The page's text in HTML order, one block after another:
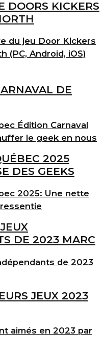
du jeu Door Kickers
(PC, Android, iOS)
Édition Carnaval
le geek en nous
2025: Une nette
de 2023
aimés en 2023 par